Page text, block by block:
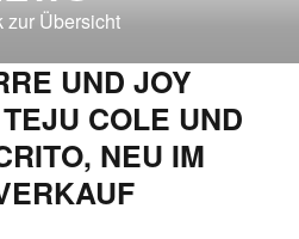
zur Übersicht
UND JOY
COLE UND
NEU IM